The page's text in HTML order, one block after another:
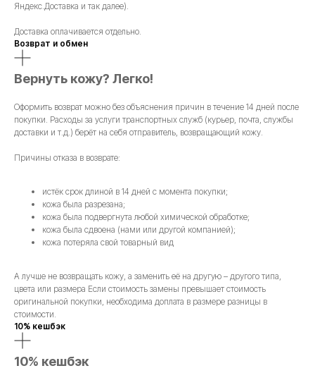
Яндекс.Доставка и так далее).
Доставка оплачивается отдельно.
Возврат и обмен
Вернуть кожу? Легко!
Оформить возврат можно без объяснения причин в течение 14 дней после
покупки. Расходы за услуги транспортных служб (курьер, почта, службы
доставки и т.д.) берёт на себя отправитель, возвращающий кожу.
Причины отказа в возврате:
истёк срок длиной в 14 дней с момента покупки;
кожа была разрезана;
кожа была подвергнута любой химической обработке;
кожа была сдвоена (нами или другой компанией);
кожа потеряла свой товарный вид
А лучше не возвращать кожу, а заменить её на другую – другого типа,
цвета или размера Если стоимость замены превышает стоимость
оригинальной покупки, необходима доплата в размере разницы в
стоимости.
10% кешбэк
10% кешбэк